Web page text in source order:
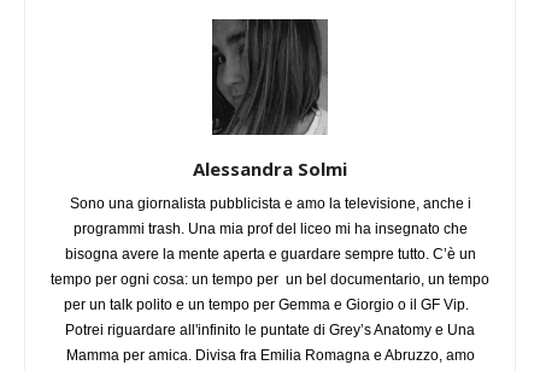
Alessandra Solmi
Sono una giornalista pubblicista e amo la televisione, anche i
programmi trash. Una mia prof del liceo mi ha insegnato che
bisogna avere la mente aperta e guardare sempre tutto. C’è un
tempo per ogni cosa: un tempo per un bel documentario, un tempo
per un talk polito e un tempo per Gemma e Giorgio o il GF Vip.
Potrei riguardare all'infinito le puntate di Grey’s Anatomy e Una
Mamma per amica. Divisa fra Emilia Romagna e Abruzzo, amo